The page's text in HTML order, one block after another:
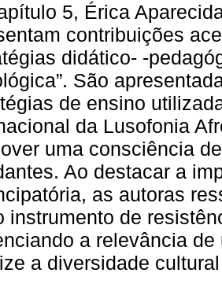
5, Érica
contribuições
didático- -
São
de ensino
da Lusofonia
uma consciência
Ao destacar a
as autoras
instrumento de
a relevância
a diversidade